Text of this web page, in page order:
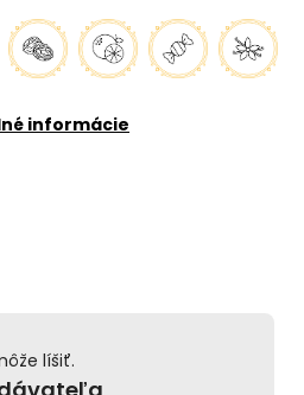
líšiť.
informácie